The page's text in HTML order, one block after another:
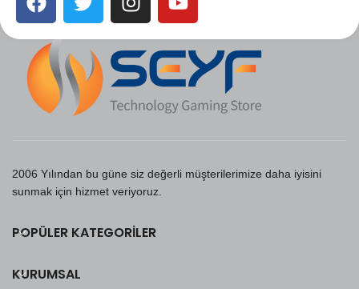
2006 Yılından bu güne siz değerli müşterilerimize daha iyisini
sunmak için hizmet veriyoruz.
POPÜLER KATEGORILER
KURUMSAL